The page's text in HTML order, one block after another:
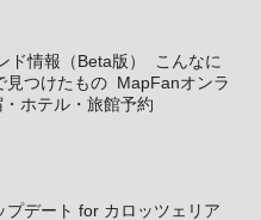
情報（Beta版）
こんなに
見つけたもの MapFanオンラ
・ホテル・旅館予約
プデート for カロッツェリア